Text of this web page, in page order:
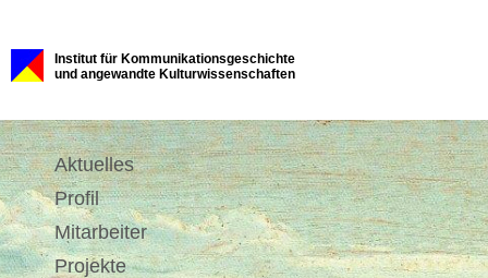
Institut für Kommunikationsgeschichte
und angewandte Kulturwissenschaften
Aktuelles
Profil
Mitarbeiter
Projekte